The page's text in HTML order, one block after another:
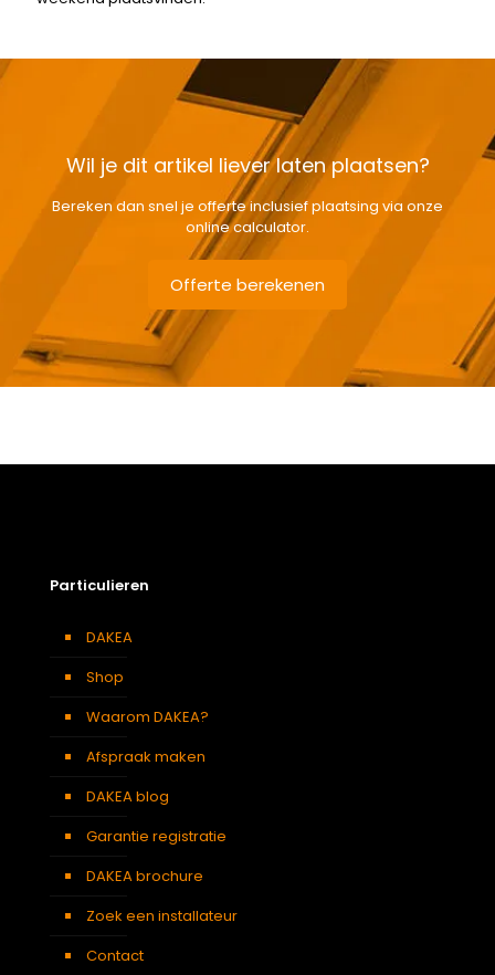
Wil je dit artikel liever laten plaatsen?
Bereken dan snel je offerte inclusief plaatsing via onze
online calculator.
Offerte berekenen
Particulieren
DAKEA
Shop
Waarom DAKEA?
Afspraak maken
DAKEA blog
Garantie registratie
DAKEA brochure
Zoek een installateur
Contact